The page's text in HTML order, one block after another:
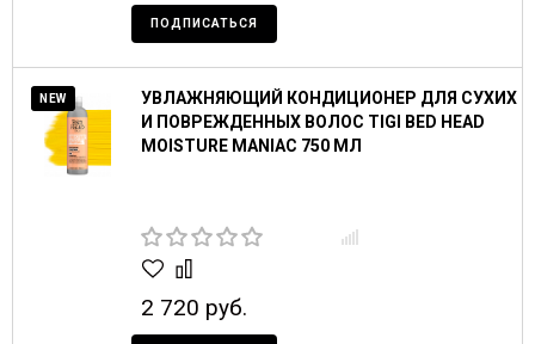
ПОДПИСАТЬСЯ
NEW
УВЛАЖНЯЮЩИЙ КОНДИЦИОНЕР ДЛЯ СУХИХ
И ПОВРЕЖДЕННЫХ ВОЛОС TIGI BED HEAD
MOISTURE MANIAC 750 МЛ
2 720 руб.